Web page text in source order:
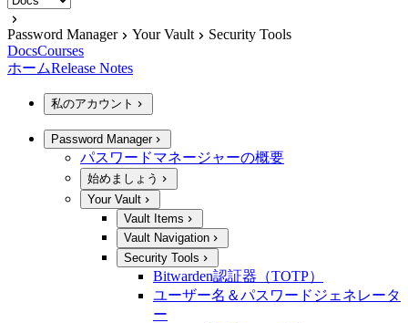
Password Manager Your Vault
Security Tools
DocsCourses
ホームRelease Notes
私のアカウント
Password Manager
パスワードマネージャーの概要
始めましょう
Your Vault
Vault Items
Vault Navigation
Security Tools
Bitwarden認証器（TOTP）
ユーザー名＆パスワードジェネレータ
ー